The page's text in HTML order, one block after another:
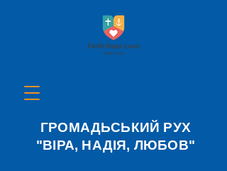
ГРОМАДЬСЬКИЙ РУХ
"ВІРА, НАДІЯ, ЛЮБОВ"